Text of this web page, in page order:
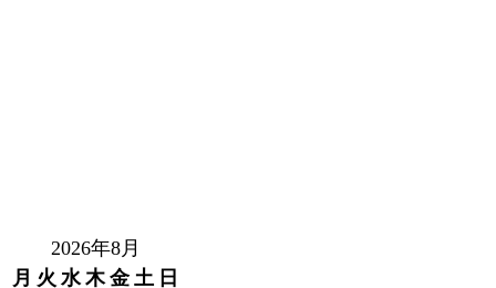
2026年8月
月 火 水 木 金 土 日